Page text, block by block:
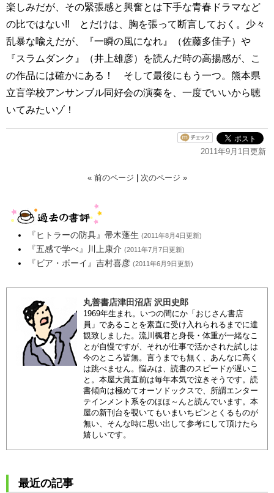
楽しみだが、その緊張感と興奮とは下手な青春ドラマなど
の比ではない!! とだけは、胸を張って断言しておく。少々
乱暴な喩えだが、『一瞬の風になれ』（佐藤多佳子）や
『スラムダンク』（井上雄彦）を読んだ時の高揚感が、こ
の作品には確かにある！ そして最後にもう一つ。熊本県
立盲学校アンサンブル同好会の演奏を、一度でいいから聴
いてみたいゾ！
2011年9月1日更新
« 前のページ 次のページ »
『ヒトラーの防具』帚木蓬生 (2011年8月4日更新)
『五感で学べ』川上康介 (2011年7月7日更新)
『ビア・ボーイ』吉村喜彦 (2011年6月9日更新)
丸善書店津田沼店 沢田史郎
1969年生まれ。いつの間にか「おじさん書店
員」であることを素直に受け入れられるまでに達
観致しました。流川楓君と身長・体重が一緒なこ
とが自慢ですが、それが仕事で活かされた試しは
今のところ皆無。言うまでも無く、あんなに高く
は跳べません。悩みは、読書のスピードが遅いこ
と。本屋大賞直前は毎年本気で泣きそうです。読
書傾向は極めてオーソドックスで、所謂エンター
テインメント系をのほほ～んと読んでいます。本
屋の新刊台を覗いてもいまいちピンとくるものが
無い、そんな時に思い出して参考にして頂けたら
嬉しいです。
最近の記事